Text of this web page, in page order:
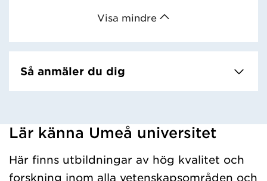
Visa mindre
Så anmäler du dig
Har hämtat kursochkurspaket.
Lär känna Umeå universitet
Här finns utbildningar av hög kvalitet och
forskning inom alla vetenskapsområden och